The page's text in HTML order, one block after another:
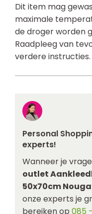
Dit item mag
maximale
de droger worden
Raadpleeg van
verdere instructies.
Personal
experts!
Wanneer je
outlet
50x70cm
onze experts je
bereiken op 085 -